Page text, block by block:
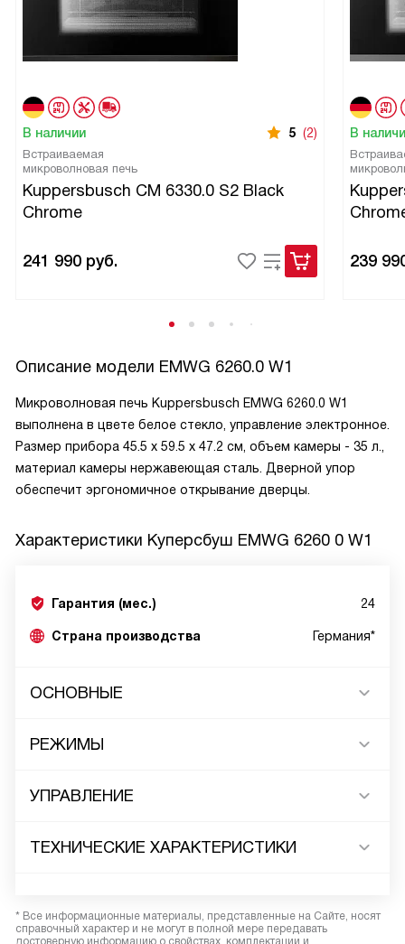
В наличии 5 (2)
Встраиваемая
микроволновая печь
Kuppersbusch CM 6330.0 S2 Black
Chrome
241 990 руб.
В
239
Описание модели EMWG 6260.0 W1
Микроволновая печь Kuppersbusch EMWG 6260.0 W1
выполнена в цвете белое стекло, управление электронное.
Размер прибора 45.5 х 59.5 х 47.2 см, объем камеры - 35 л.,
материал камеры нержавеющая сталь. Дверной упор
обеспечит эргономичное открывание дверцы.
Характеристики Куперсбуш EMWG 6260 0 W1
Гарантия (мес.) 24
Страна производства Германия*
ОСНОВНЫЕ
РЕЖИМЫ
УПРАВЛЕНИЕ
ТЕХНИЧЕСКИЕ ХАРАКТЕРИСТИКИ
* Все информационные материалы, представленные на Сайте, носят
справочный характер и не могут в полной мере передавать